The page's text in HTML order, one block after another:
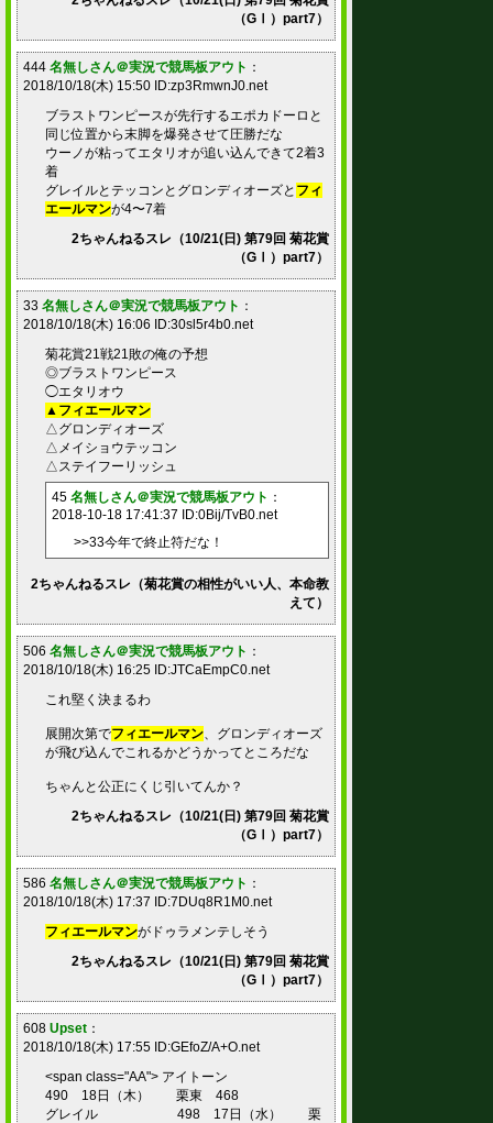
（GⅠ）part7）
444 名無しさん＠実況で競馬板アウト ：
2018/10/18(木) 15:50 ID:zp3RmwnJ0.net
ブラストワンピースが先行するエポカドーロと
同じ位置から末脚を爆発させて圧勝だな
ウーノが粘ってエタリオが追い込んできて2着3
着
グレイルとテッコンとグロンディオーズと フィ
エールマンが4〜7着
2ちゃんねるスレ（10/21(日) 第79回 菊花賞
（GⅠ）part7）
33 名無しさん＠実況で競馬板アウト ：
2018/10/18(木) 16:06 ID:30sl5r4b0.net
菊花賞21戦21敗の俺の予想
◎ブラストワンピース
◯エタリオウ
▲フィエールマン
△グロンディオーズ
△メイショウテッコン
△ステイフーリッシュ
45 名無しさん＠実況で競馬板アウト ：
2018-10-18 17:41:37 ID:0Bij/TvB0.net
>>33今年で終止符だな！
2ちゃんねるスレ（菊花賞の相性がいい人、本命教
えて）
506 名無しさん＠実況で競馬板アウト ：
2018/10/18(木) 16:25 ID:JTCaEmpC0.net
これ堅く決まるわ
展開次第でフィエールマン、グロンディオーズ
が飛び込んでこれるかどうかってところだな
ちゃんと公正にくじ引いてんか？
2ちゃんねるスレ（10/21(日) 第79回 菊花賞
（GⅠ）part7）
586 名無しさん＠実況で競馬板アウト ：
2018/10/18(木) 17:37 ID:7DUq8R1M0.net
フィエールマンがドゥラメンテしそう
2ちゃんねるスレ（10/21(日) 第79回 菊花賞
（GⅠ）part7）
608 Upset ：
2018/10/18(木) 17:55 ID:GEfoZ/A+O.net
<span class="AA"> アイトーン
490 18日（木） 栗東 468
グレイル 498 17日（水） 栗